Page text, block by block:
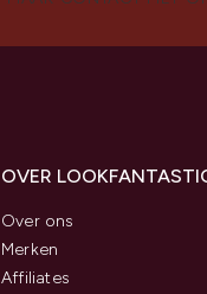
OVER
Over ons
Merken
Affiliates